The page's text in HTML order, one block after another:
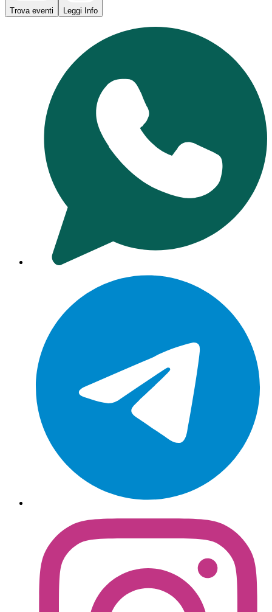
Trova eventi Leggi Info